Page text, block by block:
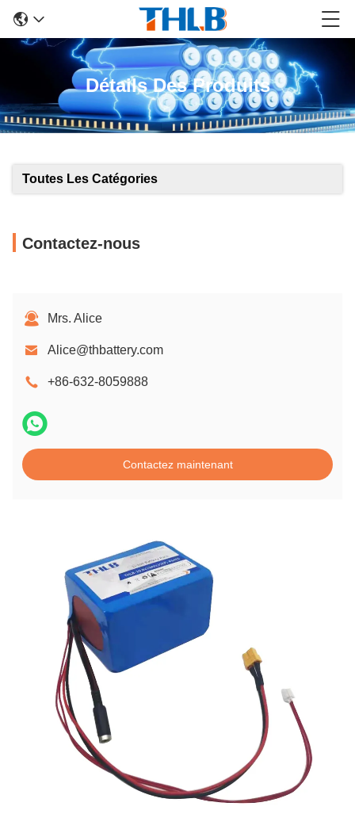
Détails Des Produits
Toutes Les Catégories
Contactez-nous
Mrs. Alice
Alice@thbattery.com
+86-632-8059888
Contactez maintenant